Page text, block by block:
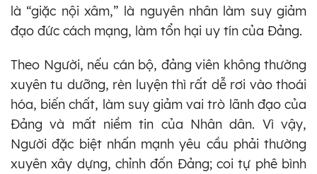
là “giặc nội xâm,” là nguyên nhân làm suy giảm
đạo đức cách mạng, làm tổn hại uy tín của Đảng.
Theo Người, nếu cán bộ, đảng viên không thường
xuyên tu dưỡng, rèn luyện thì rất dễ rơi vào thoái
hóa, biến chất, làm suy giảm vai trò lãnh đạo của
Đảng và mất niềm tin của Nhân dân. Vì vậy,
Người đặc biệt nhấn mạnh yêu cầu phải thường
xuyên xây dựng, chỉnh đốn Đảng; coi tự phê bình